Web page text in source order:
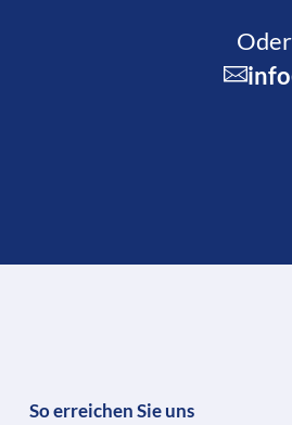
So erreichen Sie uns